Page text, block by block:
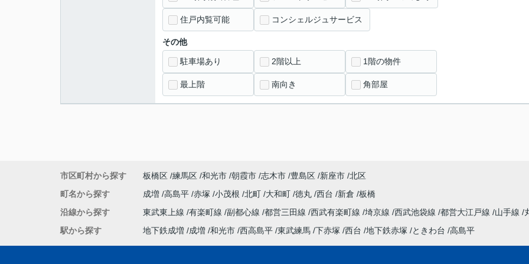
住戸内覧可能 コンシェルジュサービス
その他
駐車場あり 2階以上 1階の物件
最上階 南向き 角部屋
市区町村から探す 板橋区 練馬区 和光市 朝霞市 志木市 豊島区 新座市 北区
町名から探す
成増 高島平 赤塚 小茂根 北町 大和町 徳丸 西台 新倉 板橋
沿線から探す
東武東上線 有楽町線 副都心線 都営三田線 西武有楽町線 埼京線 西武池袋線 都営大江戸線 山手線
駅から探す
地下鉄成増 成増 和光市 西高島平 東武練馬 下赤塚 西台 地下鉄赤塚 ときわ台 高島平